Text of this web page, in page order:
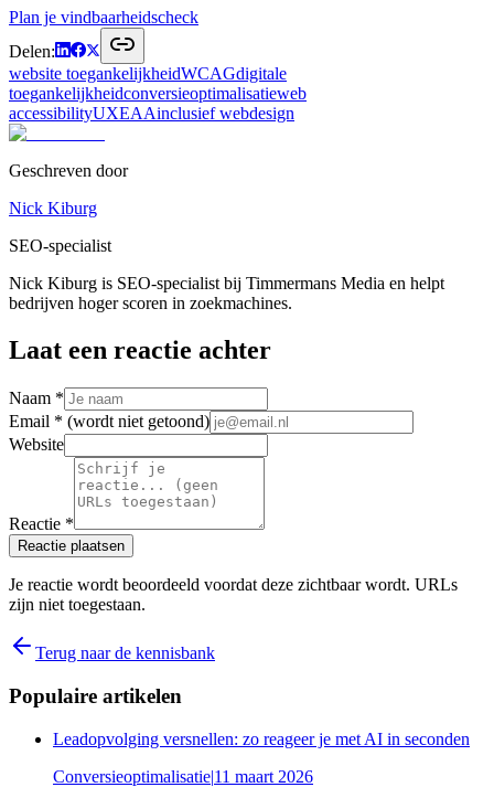
Plan je vindbaarheidscheck
Delen:
website toegankelijkheidWCAGdigitale
toegankelijkheidconversieoptimalisatieweb
accessibilityUXEAAinclusief webdesign
Geschreven door
Nick Kiburg
SEO-specialist
Nick Kiburg is SEO-specialist bij Timmermans Media en helpt
bedrijven hoger scoren in zoekmachines.
Laat een reactie achter
Naam *
Email * (wordt niet getoond)
Website
Reactie *
Reactie plaatsen
Je reactie wordt beoordeeld voordat deze zichtbaar wordt. URLs
zijn niet toegestaan.
Terug naar de kennisbank
Populaire artikelen
Leadopvolging versnellen: zo reageer je met AI in seconden
Conversieoptimalisatie|11 maart 2026